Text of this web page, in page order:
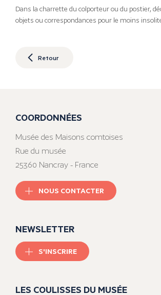
Dans la charrette du colporteur ou du postier,
objets ou correspondances pour le moins
Retour
COORDONNÉES
Musée des Maisons comtoises
Rue du musée
25360 Nancray - France
NOUS CONTACTER
NEWSLETTER
S'INSCRIRE
LES COULISSES DU MUSÉE